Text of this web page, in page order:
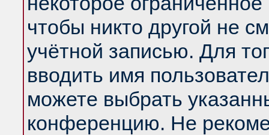
чтобы никто другой не
учётной записью. Для
вводить имя
можете выбрать
конференцию. Не